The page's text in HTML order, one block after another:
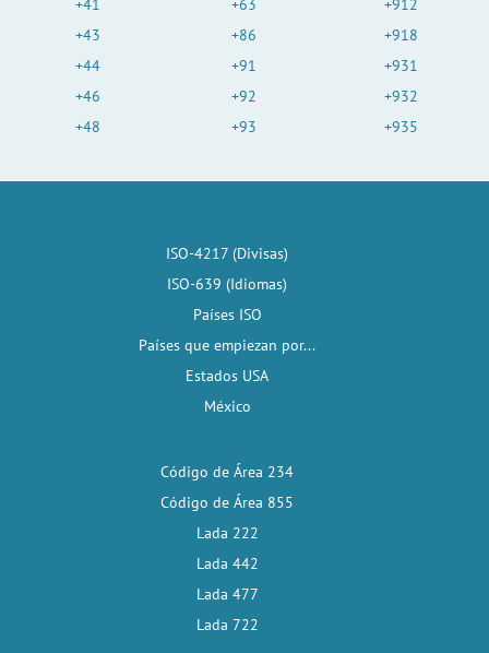
+41
+43
+44
+46
+48
+63
+86
+91
+92
+93
+912
+918
+931
+932
+935
ISO-4217 (Divisas)
ISO-639 (Idiomas)
Países ISO
Países que empiezan por...
Estados USA
México
Código de Área 234
Código de Área 855
Lada 222
Lada 442
Lada 477
Lada 722